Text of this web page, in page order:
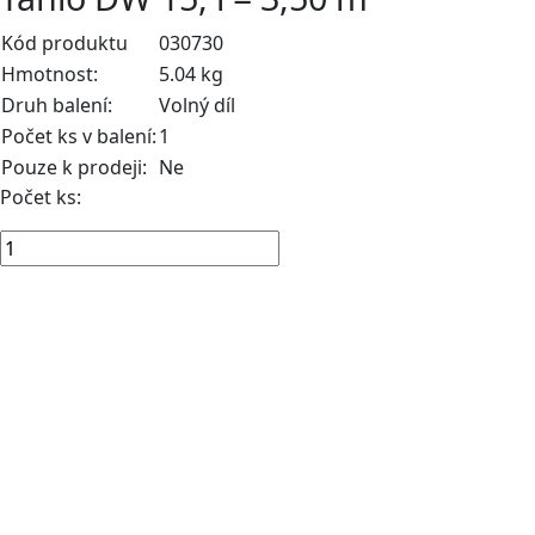
Kód produktu
030730
Hmotnost:
5.04 kg
Druh balení:
Volný díl
Počet ks v balení:1
Pouze k prodeji: Ne
Počet ks: